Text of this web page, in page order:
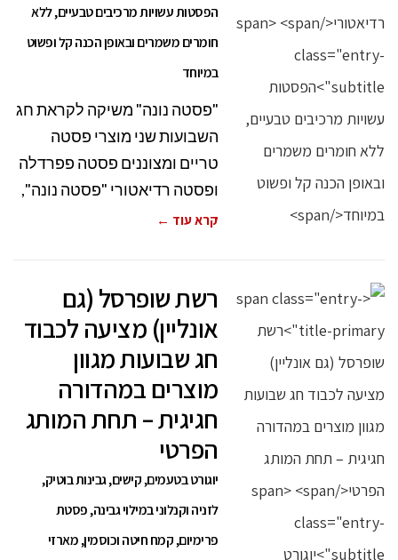
הפסטות עשויות מרכיבים טבעיים, ללא
חומרים משמרים ובאופן הכנה קל ופשוט
במיוחד
"פסטה נונה" משיקה לקראת חג
השבועות שני מוצרי פסטה
טריים ומצוננים פסטה פפרדלה
ופסטה רדיאטורי "פסטה נונה",
קרא עוד ←
רשת שופרסל (גם
אונליין) מציעה לכבוד
חג שבועות מגוון
מוצרים במהדורה
חגיגית – תחת המותג
הפרטי
יוגורט בטעמים, קישים, גבינות בוטיק,
לזניה וקנלוני במילוי גבינה, פסטת
פרימיום, קמח חיטה וכוסמין, מארזי